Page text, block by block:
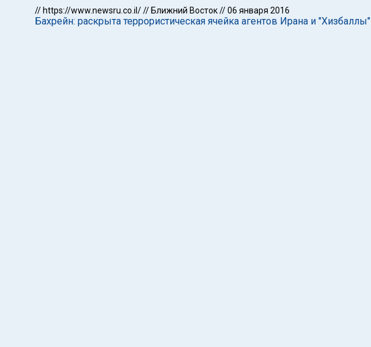
// https://www.newsru.co.il/// Ближний Восток//06 января 2016
Бахрейн: раскрыта террористическая ячейка агентов Ирана и "Хизбаллы"